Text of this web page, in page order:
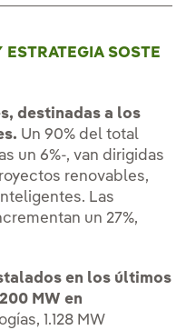
SOSTE
destinadas a los
Un 90% del total
un 6%-, van dirigidas
renovables,
Las
un 27%,
en los últimos
MW en
1.128 MW